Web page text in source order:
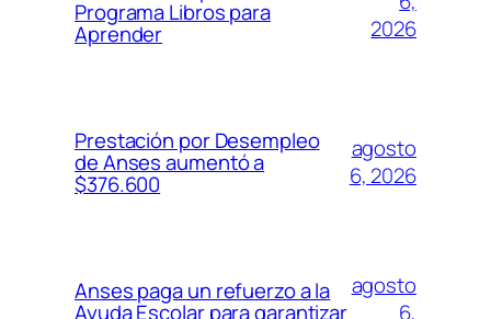
Programa Libros para
Aprender
2026
Prestación por Desempleo
de Anses aumentó a
$376.600
agosto
6, 2026
Anses paga un refuerzo a la
Ayuda Escolar para garantizar
agosto
6,